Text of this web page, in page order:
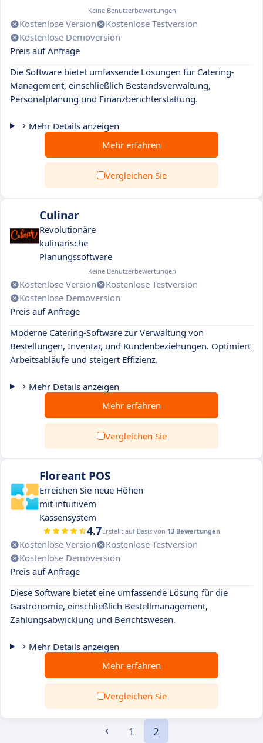
Keine Benutzerbewertungen
Kostenlose Version
Kostenlose Testversion
Kostenlose Demoversion
Preis auf Anfrage
Die Software bietet umfassende Lösungen für Catering-
Management, einschließlich Bestandsverwaltung,
Personalplanung und Finanzberichterstattung.
Mehr Details anzeigen
Mehr erfahren
Vergleichen Sie
Culinar
Revolutionäre
kulinarische
Planungssoftware
Keine Benutzerbewertungen
Kostenlose Version
Kostenlose Testversion
Kostenlose Demoversion
Preis auf Anfrage
Moderne Catering-Software zur Verwaltung von
Bestellungen, Inventar, und Kundenbeziehungen. Optimiert
Arbeitsabläufe und steigert Effizienz.
Mehr Details anzeigen
Mehr erfahren
Vergleichen Sie
Floreant POS
Erreichen Sie neue Höhen
mit intuitivem
Kassensystem
4.7Erstellt auf Basis von 13 Bewertungen
Kostenlose Version
Kostenlose Testversion
Kostenlose Demoversion
Preis auf Anfrage
Diese Software bietet eine umfassende Lösung für die
Gastronomie, einschließlich Bestellmanagement,
Zahlungsabwicklung und Berichtswesen.
Mehr Details anzeigen
Mehr erfahren
Vergleichen Sie
1 2